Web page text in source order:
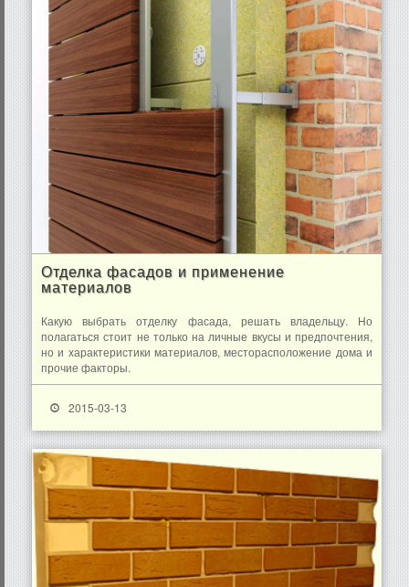
Отделка фасадов и применение
материалов
Какую выбрать отделку фасада, решать владельцу. Но
полагаться стоит не только на личные вкусы и предпочтения,
но и характеристики материалов, месторасположение дома и
прочие факторы.
2015-03-13